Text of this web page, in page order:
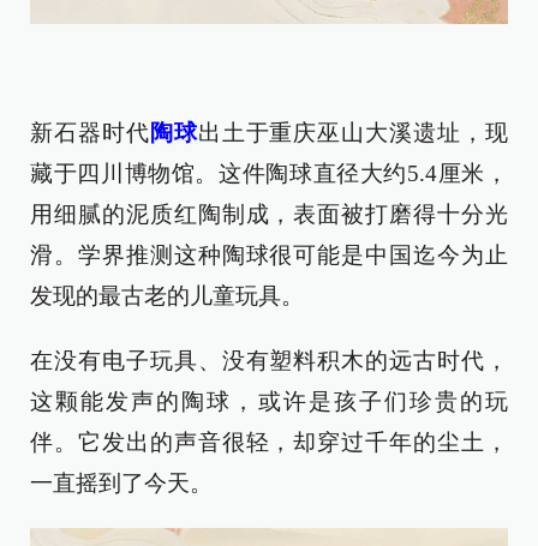
新石器时代陶球出土于重庆巫山大溪遗址，现
藏于四川博物馆。这件陶球直径大约5.4厘米，
用细腻的泥质红陶制成，表面被打磨得十分光
滑。学界推测这种陶球很可能是中国迄今为止
发现的最古老的儿童玩具。
在没有电子玩具、没有塑料积木的远古时代，
这颗能发声的陶球，或许是孩子们珍贵的玩
伴。它发出的声音很轻，却穿过千年的尘土，
一直摇到了今天。